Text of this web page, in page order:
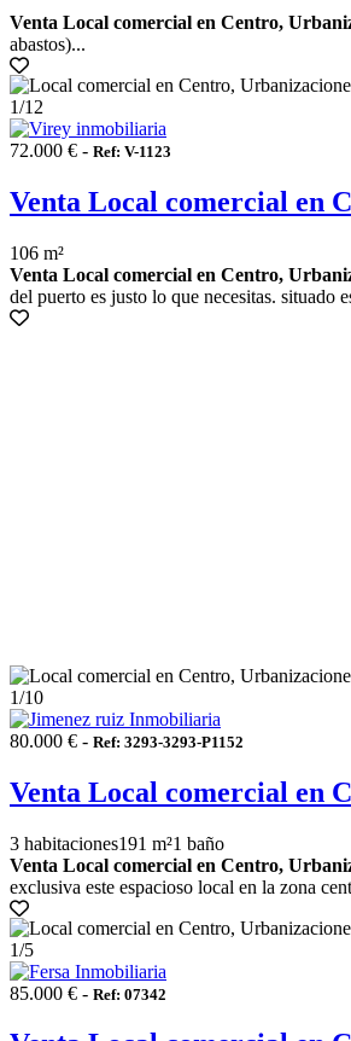
Venta Local comercial en Centro,
abastos)...
1/12
72.000 € - Ref: V-1123
Venta Local comercial en
106 m²
Venta Local comercial en Centro,
del puerto es justo lo que necesitas. situado
1/10
80.000 € - Ref: 3293-3293-P1152
Venta Local comercial en
3 habitaciones191 m²1 baño
Venta Local comercial en Centro,
exclusiva este espacioso local en la zona
1/5
85.000 € - Ref: 07342